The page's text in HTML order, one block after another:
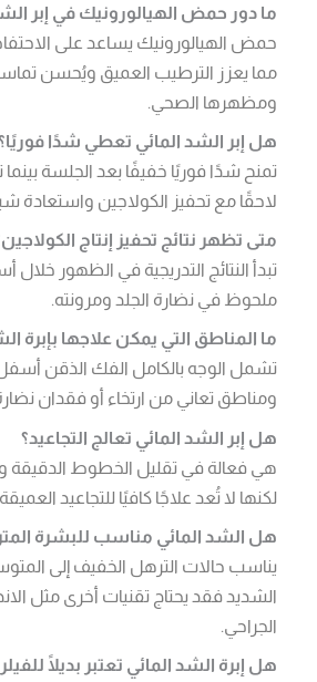
ما دور حمض الهيالورونيك في إبر
حمض الهيالورونيك يساعد على
مما يعزز الترطيب العميق ويُحسن
ومظهرها الصحي.
هل إبر الشد المائي تعطي شدًا
تمنح شدًا فوريًا خفيفًا بعد الجلسة بينما
لاحقًا مع تحفيز الكولاجين واستعادة
متى تظهر نتائج تحفيز إنتاج
تبدأ النتائج التدريجية في الظهور
ملحوظ في نضارة الجلد ومرونته.
ما المناطق التي يمكن علاجها بإبرة
تشمل الوجه بالكامل الفك الذقن أسفل
ومناطق تعاني من ارتخاء أو فقدان
هل إبر الشد المائي تعالج التجاعيد؟
هي فعالة في تقليل الخطوط الدقيقة
لكنها لا تُعد علاجًا كافيًا للتجاعيد
هل الشد المائي مناسب للبشرة
يناسب حالات الترهل الخفيف إلى
الشديد فقد يحتاج تقنيات أخرى مثل
الجراحي.
هل إبرة الشد المائي تعتبر بديلًا